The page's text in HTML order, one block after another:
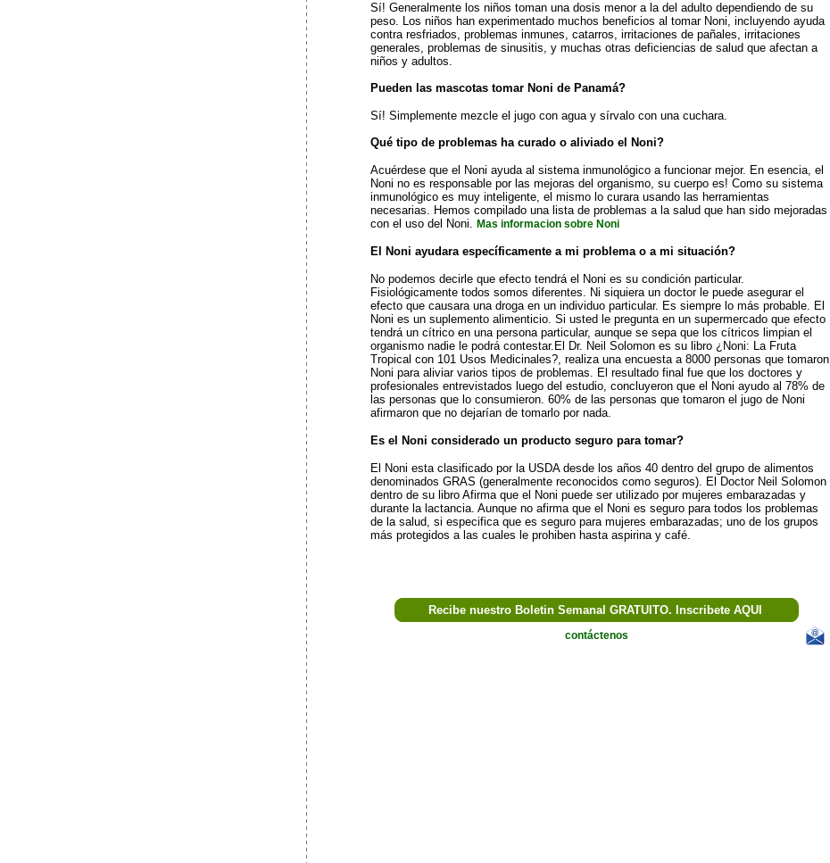
Sí! Generalmente los niños toman una dosis menor a la del adulto dependiendo de su
peso. Los niños han experimentado muchos beneficios al tomar Noni, incluyendo ayuda
contra resfriados, problemas inmunes, catarros, irritaciones de pañales, irritaciones
generales, problemas de sinusitis, y muchas otras deficiencias de salud que afectan a
niños y adultos.
Pueden las mascotas tomar Noni de Panamá?
Sí! Simplemente mezcle el jugo con agua y sírvalo con una cuchara.
Qué tipo de problemas ha curado o aliviado el Noni?
Acuérdese que el Noni ayuda al sistema inmunológico a funcionar mejor. En esencia, el
Noni no es responsable por las mejoras del organismo, su cuerpo es! Como su sistema
inmunológico es muy inteligente, el mismo lo curara usando las herramientas
necesarias. Hemos compilado una lista de problemas a la salud que han sido mejoradas
con el uso del Noni. Mas informacion sobre Noni
El Noni ayudara específicamente a mi problema o a mi situación?
No podemos decirle que efecto tendrá el Noni es su condición particular.
Fisiológicamente todos somos diferentes. Ni siquiera un doctor le puede asegurar el
efecto que causara una droga en un individuo particular. Es siempre lo más probable. El
Noni es un suplemento alimenticio. Si usted le pregunta en un supermercado que efecto
tendrá un cítrico en una persona particular, aunque se sepa que los cítricos limpian el
organismo nadie le podrá contestar.El Dr. Neil Solomon es su libro ¿Noni: La Fruta
Tropical con 101 Usos Medicinales?, realiza una encuesta a 8000 personas que tomaron
Noni para aliviar varios tipos de problemas. El resultado final fue que los doctores y
profesionales entrevistados luego del estudio, concluyeron que el Noni ayudo al 78% de
las personas que lo consumieron. 60% de las personas que tomaron el jugo de Noni
afirmaron que no dejarían de tomarlo por nada.
Es el Noni considerado un producto seguro para tomar?
El Noni esta clasificado por la USDA desde los años 40 dentro del grupo de alimentos
denominados GRAS (generalmente reconocidos como seguros). El Doctor Neil Solomon
dentro de su libro Afirma que el Noni puede ser utilizado por mujeres embarazadas y
durante la lactancia. Aunque no afirma que el Noni es seguro para todos los problemas
de la salud, si especifica que es seguro para mujeres embarazadas; uno de los grupos
más protegidos a las cuales le prohiben hasta aspirina y café.
Recibe nuestro Boletin Semanal GRATUITO. Inscribete AQUI
contáctenos